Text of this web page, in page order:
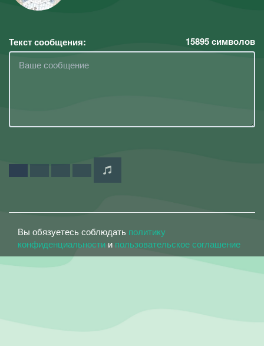
Текст сообщения: 15895символов
Вы обязуетесь соблюдать политику
конфиденциальности и пользовательское соглашение